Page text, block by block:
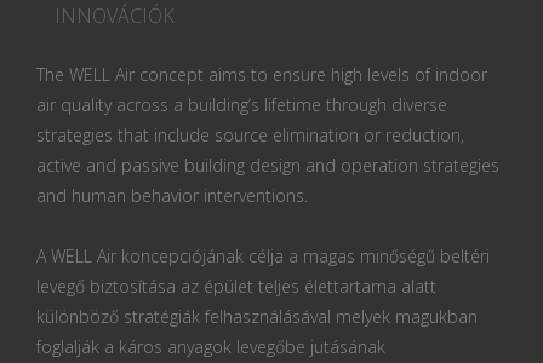
INNOVÁCIÓK
The WELL Air concept aims to ensure high levels of indoor
air quality across a building’s lifetime through diverse
strategies that include source elimination or reduction,
active and passive building design and operation strategies
and human behavior interventions.
A WELL Air koncepciójának célja a magas minőségű beltéri
levegő biztosítása az épület teljes élettartama alatt
különböző stratégiák felhasználásával melyek magukban
foglalják a káros anyagok levegőbe jutásának